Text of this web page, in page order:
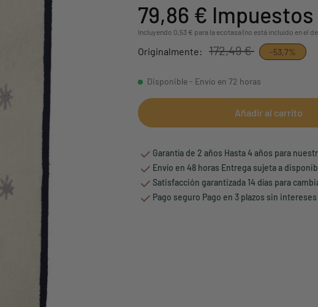
79,86 €
Incluyendo 0,53 € para la ecotasa (no está incluido en el
Originalmente: 172,49 € -53,7%
Disponible - Envío en 72 horas
Añadir al carrito
Garantía de 2 años Hasta 4 años para
Envío en 48 horas Entrega sujeta a
Satisfacción garantizada 14 días para
Pago seguro Pago en 3 plazos sin